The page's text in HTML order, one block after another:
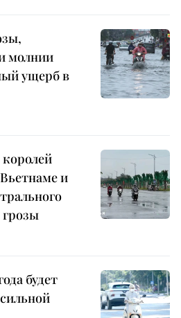
молнии
ущерб в
и
будет